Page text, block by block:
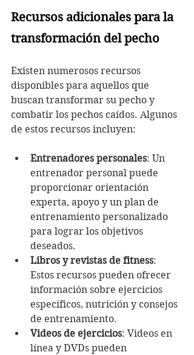
Recursos adicionales para la
transformación del pecho
Existen numerosos recursos
disponibles para aquellos que
buscan transformar su pecho y
combatir los pechos caídos. Algunos
de estos recursos incluyen:
Entrenadores personales: Un
entrenador personal puede
proporcionar orientación
experta, apoyo y un plan de
entrenamiento personalizado
para lograr los objetivos
deseados.
Libros y revistas de fitness:
Estos recursos pueden ofrecer
información sobre ejercicios
específicos, nutrición y consejos
de entrenamiento.
Videos de ejercicios: Videos en
línea y DVDs pueden